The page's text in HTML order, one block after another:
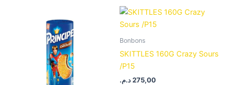
Bonbons
SKITTLES 160G Crazy Sours
/P15
275,00د.م.